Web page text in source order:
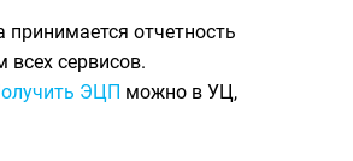
отчетность
сервисов.
ЭЦП можно в УЦ,